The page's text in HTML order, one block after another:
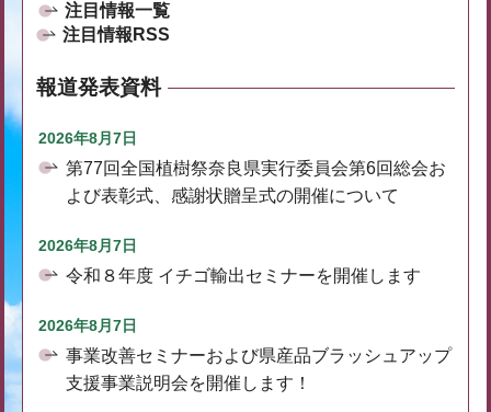
注目情報一覧
注目情報RSS
報道発表資料
2026年8月7日
第77回全国植樹祭奈良県実行委員会第6回総会お
よび表彰式、感謝状贈呈式の開催について
2026年8月7日
令和８年度 イチゴ輸出セミナーを開催します
2026年8月7日
事業改善セミナーおよび県産品ブラッシュアップ
支援事業説明会を開催します！